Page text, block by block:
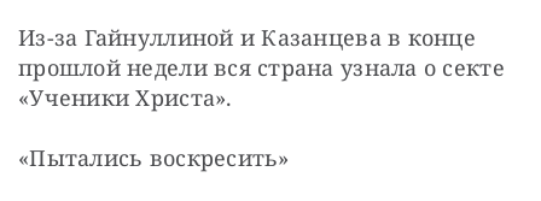
Из-за Гайнуллиной и Казанцева в конце
прошлой недели вся страна узнала о секте
«Ученики Христа».
«Пытались воскресить»